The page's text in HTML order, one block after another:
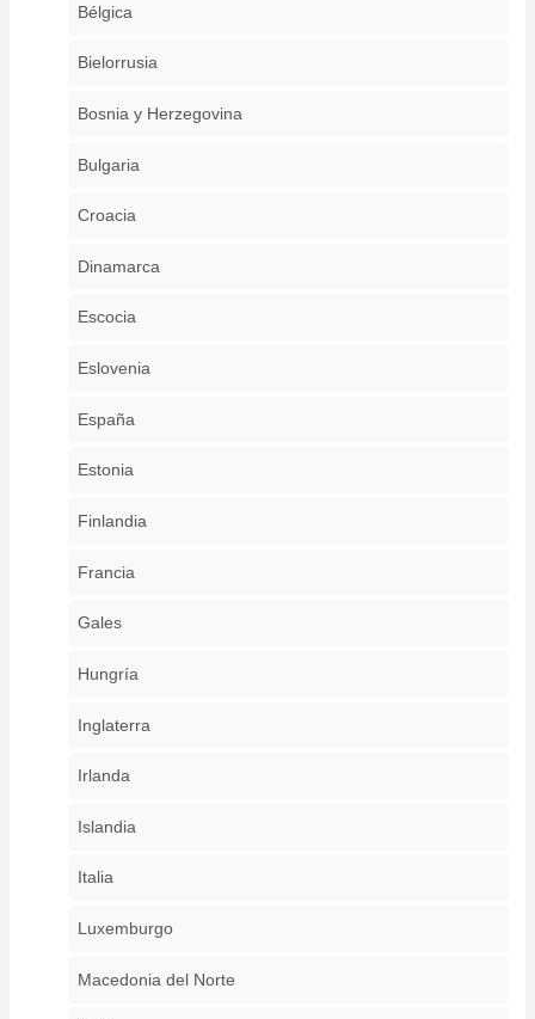
Bélgica
Bielorrusia
Bosnia y Herzegovina
Bulgaria
Croacia
Dinamarca
Escocia
Eslovenia
España
Estonia
Finlandia
Francia
Gales
Hungría
Inglaterra
Irlanda
Islandia
Italia
Luxemburgo
Macedonia del Norte